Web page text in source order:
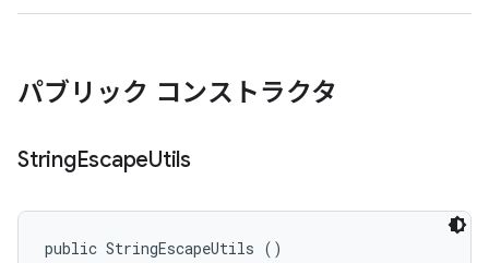
パブリック コンストラクタ
StringEscapeUtils
public StringEscapeUtils ()